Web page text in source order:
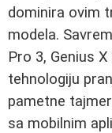
dominira ovim
modela.
Pro 3, Genius
tehnologiju
pametne
sa mobilnim